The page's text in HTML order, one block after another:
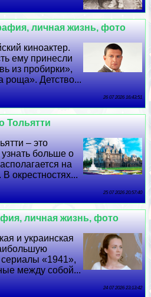
личная жизнь, фото
киноактер.
ему принесли
из пробирки»,
роща». Детство...
26 07 2026 16:43:51
Тольятти
– это
больше о
на
окрестностях...
25 07 2026 20:57:40
личная жизнь, фото
и украинская
сериалы «1941»,
между собой...
24 07 2026 23:13:42